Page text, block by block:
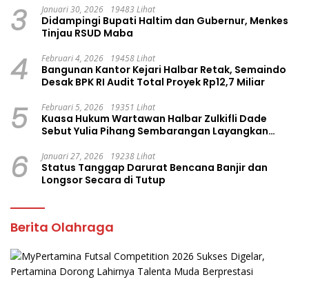
3 Januari 30, 2026 19483 Lihat
Didampingi Bupati Haltim dan Gubernur, Menkes
Tinjau RSUD Maba
4 Februari 4, 2026 19458 Lihat
Bangunan Kantor Kejari Halbar Retak, Semaindo
Desak BPK RI Audit Total Proyek Rp12,7 Miliar
5 Februari 5, 2026 19351 Lihat
Kuasa Hukum Wartawan Halbar Zulkifli Dade
Sebut Yulia Pihang Sembarangan Layangkan
6 Januari 27, 2026 19238 Lihat
Status Tanggap Darurat Bencana Banjir dan
Longsor Secara di Tutup
Berita Olahraga